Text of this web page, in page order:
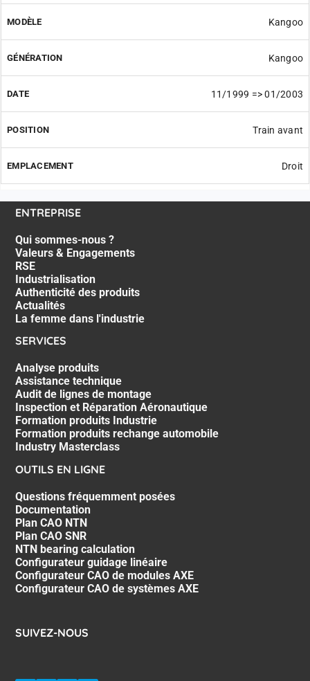
Kangoo
Kangoo
11/1999 => 01/2003
Train avant
Droit
ENTREPRISE
Qui sommes-nous ?
Valeurs & Engagements
RSE
Industrialisation
Authenticité des produits
Actualités
La femme dans l'industrie
SERVICES
Analyse produits
Assistance technique
Audit de lignes de montage
Inspection et Réparation Aéronautique
Formation produits Industrie
Formation produits rechange automobile
Industry Masterclass
OUTILS EN LIGNE
Questions fréquemment posées
Documentation
Plan CAO NTN
Plan CAO SNR
NTN bearing calculation
Configurateur guidage linéaire
Configurateur CAO de modules AXE
Configurateur CAO de systèmes AXE
SUIVEZ-NOUS